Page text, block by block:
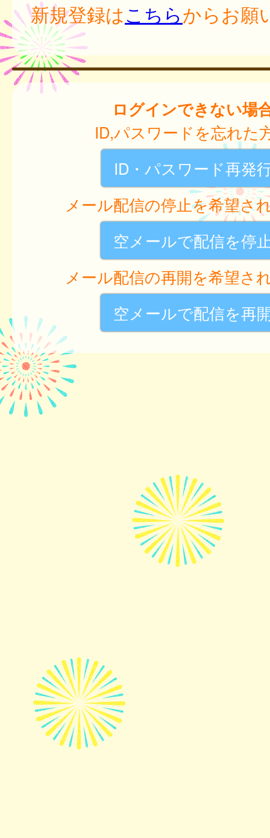
新規登録はこちらからお願
ログインできない場
ID,パスワードを忘れた
ID・パスワード再発
メール配信の停止を希望さ
空メールで配信を停
メール配信の再開を希望さ
空メールで配信を再